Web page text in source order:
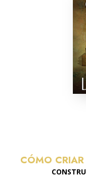
CÓMO